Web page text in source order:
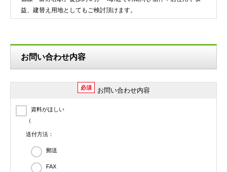
益、建替え用地としてもご検討頂けます。
お問い合わせ内容
必須 お問い合わせ内容
資料がほしい
（
送付方法：
郵送
FAX